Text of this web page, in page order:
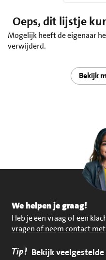
Oeps, dit lijstje
Mogelijk heeft de eigenaar
verwijderd.
Bekijk
We helpen je graag!
Heb je een vraag of een
vragen of neem contact
Tip! Bekijk veelgestelde